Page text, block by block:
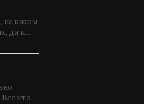
на каком
да и...
кто